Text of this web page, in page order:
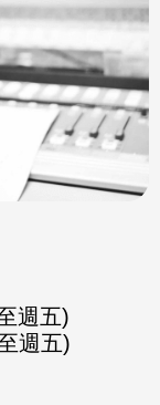
週五)
週五)